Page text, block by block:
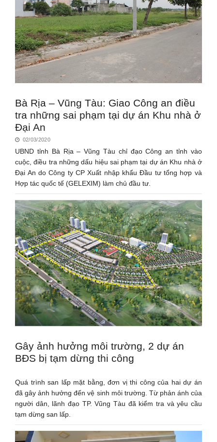
Bà Rịa – Vũng Tàu: Giao Công an điều
tra những sai phạm tại dự án Khu nhà ở
Đại An
02/03/2020
UBND tỉnh Bà Rịa – Vũng Tàu chỉ đạo Công an tỉnh vào
cuộc, điều tra những dấu hiệu sai phạm tại dự án Khu nhà ở
Đại An do Công ty CP Xuất nhập khẩu Đầu tư tổng hợp và
Hợp tác quốc tế (GELEXIM) làm chủ đầu tư.
Gây ảnh hưởng môi trường, 2 dự án
BĐS bị tạm dừng thi công
Quá trình san lấp mặt bằng, đơn vị thi công của hai dự án
đã gây ảnh hưởng đến vệ sinh môi trường. Từ phản ánh của
người dân, lãnh đạo TP. Vũng Tàu đã kiểm tra và yêu cầu
tạm dừng san lấp.